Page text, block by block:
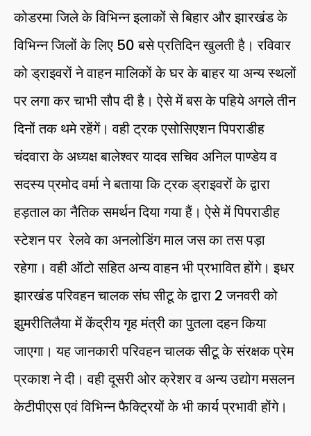
कोडरमा जिले के विभिन्न इलाकों से बिहार और झारखंड के
विभिन्न जिलों के लिए 50 बसे प्रतिदिन खुलती है। रविवार
को ड्राइवरों ने वाहन मालिकों के घर के बाहर या अन्य स्थलों
पर लगा कर चाभी सौप दी है। ऐसे में बस के पहिये अगले तीन
दिनों तक थमे रहेंगें। वही ट्रक एसोसिएशन पिपराडीह
चंदवारा के अध्यक्ष बालेश्वर यादव सचिव अनिल पाण्डेय व
सदस्य प्रमोद वर्मा ने बताया कि ट्रक ड्राइवरों के द्वारा
हड़ताल का नैतिक समर्थन दिया गया हैं। ऐसे में पिपराडीह
स्टेशन पर रेलवे का अनलोडिंग माल जस का तस पड़ा
रहेगा। वही ऑटो सहित अन्य वाहन भी प्रभावित होंगे। इधर
झारखंड परिवहन चालक संघ सीटू के द्वारा 2 जनवरी को
झुमरीतिलैया में केंद्रीय गृह मंत्री का पुतला दहन किया
जाएगा। यह जानकारी परिवहन चालक सीटू के संरक्षक प्रेम
प्रकाश ने दी। वही दूसरी ओर क्रेशर व अन्य उद्योग मसलन
केटीपीएस एवं विभिन्न फैक्ट्रियों के भी कार्य प्रभावी होंगे।